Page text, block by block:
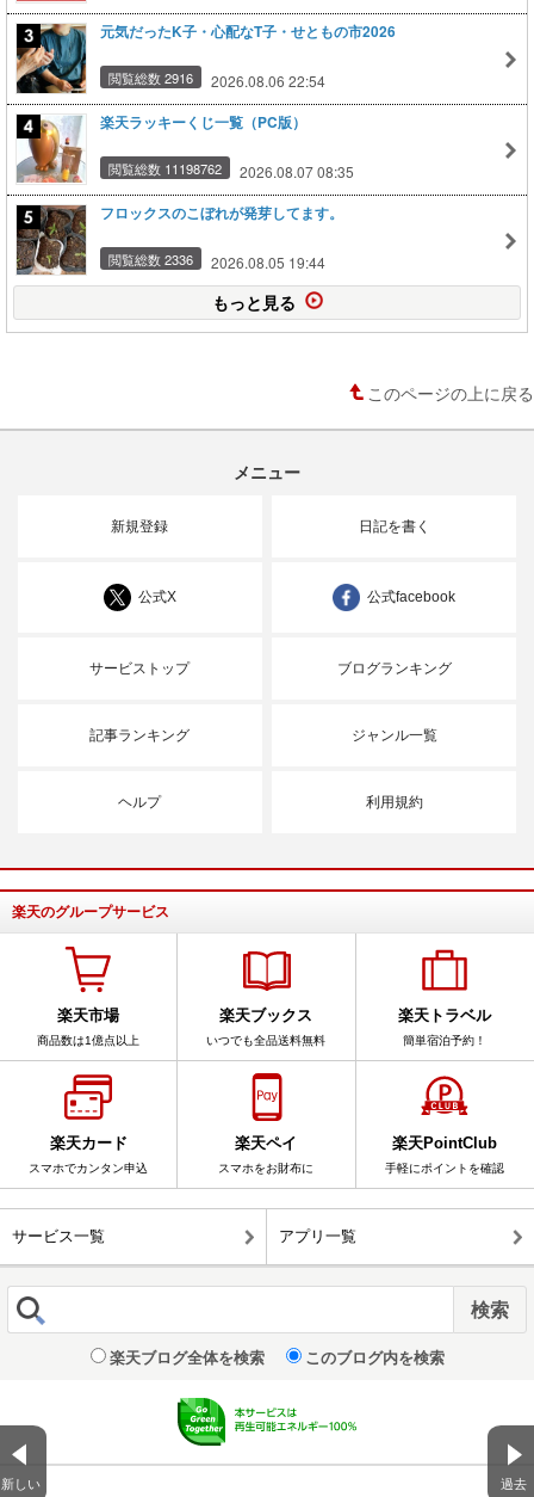
新しい 過去
元気だったK子・心配なT子・せともの市2026
閲覧総数 2916 2026.08.06 22:54
楽天ラッキーくじ一覧（PC版）
閲覧総数 11198762 2026.08.07 08:35
フロックスのこぼれが発芽してます。
閲覧総数 2336 2026.08.05 19:44
もっと見る
このページの上に戻る
メニュー
新規登録 日記を書く
公式X 公式facebook
サービストップ ブログランキング
記事ランキング ジャンル一覧
ヘルプ 利用規約
楽天のグループサービス
楽天市場
商品数は1億点以上
楽天ブックス
いつでも全品送料無料
楽天トラベル
簡単宿泊予約！
楽天カード
スマホでカンタン申込
楽天ペイ
スマホをお財布に
楽天PointClub
手軽にポイントを確認
サービス一覧 アプリ一覧
楽天ブログ全体を検索 このブログ内を検索